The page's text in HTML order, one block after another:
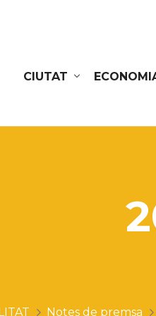
CIUTAT
Notes de premsa